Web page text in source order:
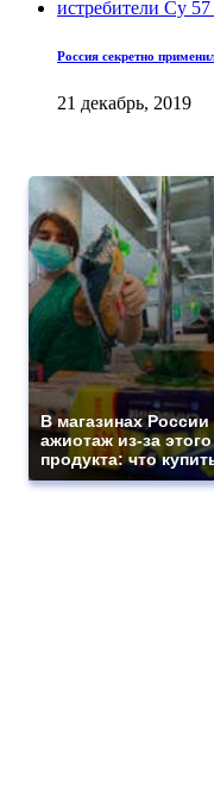
Россия секретно
21 декабрь, 2019
В магазинах России
ажиотаж из-за этого
продукта: что